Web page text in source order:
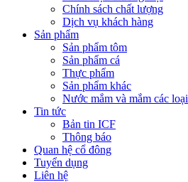
Chính sách chất lượng
Dịch vụ khách hàng
Sản phẩm
Sản phẩm tôm
Sản phẩm cá
Thực phẩm
Sản phẩm khác
Nước mắm và mắm các loại
Tin tức
Bản tin ICF
Thông báo
Quan hệ cổ đông
Tuyển dụng
Liên hệ